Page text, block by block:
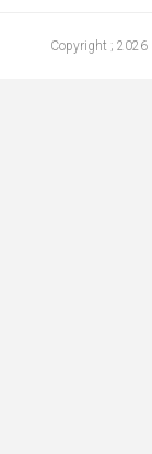
Copyright ; 2026